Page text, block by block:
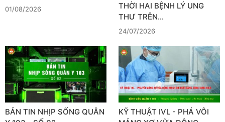
01/08/2026
THỜI HAI BỆNH LÝ UNG
THƯ TRÊN…
24/07/2026
BẢN TIN NHỊP SỐNG QUÂN
KỸ THUẬT IVL - PHÁ VÔI